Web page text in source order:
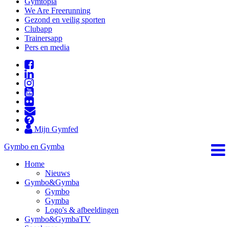
We Are Freerunning
Gezond en veilig sporten
Clubapp
Trainersapp
Pers en media
Mijn Gymfed
Gymbo en Gymba
Home
Nieuws
Gymbo&Gymba
Gymbo
Gymba
Logo's & afbeeldingen
Gymbo&GymbaTV